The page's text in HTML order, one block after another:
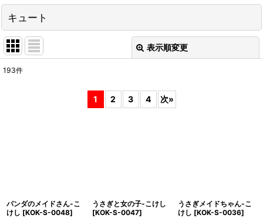
キュート
表示順変更
193件
1 2 3 4 次»
パンダのメイドさん-こ
けし [KOK-S-0048]
うさぎと女の子-こけし
[KOK-S-0047]
うさぎメイドちゃん-こ
けし [KOK-S-0036]